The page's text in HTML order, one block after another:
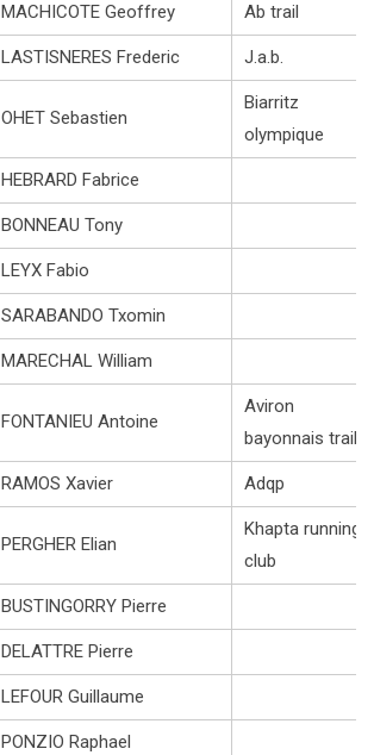
MACHICOTE Geoffrey Ab trail
LASTISNERES Frederic J.a.b.
OHET Sebastien
Biarritz
olympique
HEBRARD Fabrice
BONNEAU Tony
LEYX Fabio
SARABANDO Txomin
MARECHAL William
FONTANIEU Antoine
Aviron
bayonnais trail
RAMOS Xavier Adqp
PERGHER Elian
Khapta running
club
BUSTINGORRY Pierre
DELATTRE Pierre
LEFOUR Guillaume
PONZIO Raphael